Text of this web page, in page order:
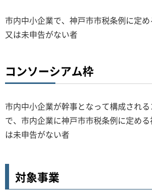
市内中小企業で、神戸市市税条例に定
又は未申告がない者
コンソーシアム枠
市内中小企業が幹事となって構成され
で、市内企業に神戸市市税条例に定め
は未申告がない者
対象事業